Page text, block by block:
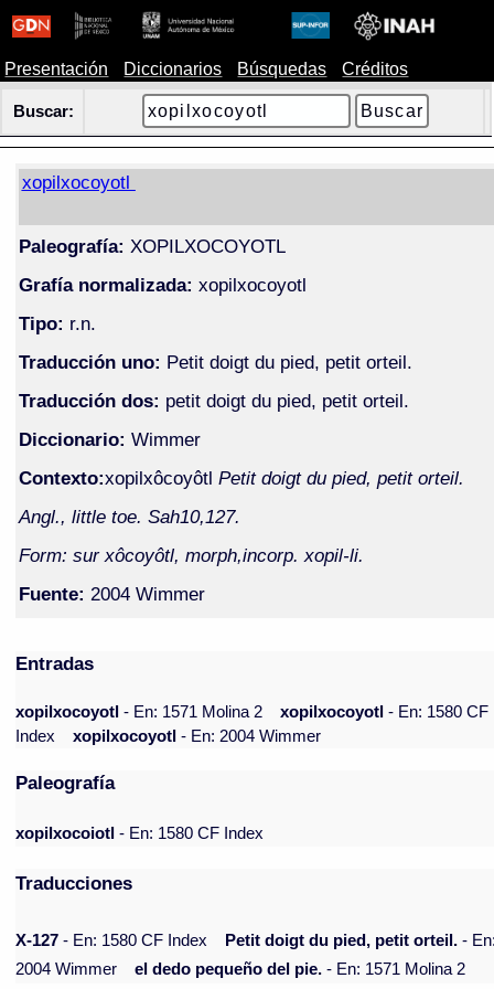
Presentación Diccionarios Búsquedas Créditos
Buscar:
xopilxocoyotl
Paleografía: XOPILXOCOYOTL
Grafía normalizada: xopilxocoyotl
Tipo: r.n.
Traducción uno: Petit doigt du pied, petit orteil.
Traducción dos: petit doigt du pied, petit orteil.
Diccionario: Wimmer
Contexto:xopilxôcoyôtl Petit doigt du pied, petit orteil.
Angl., little toe. Sah10,127.
Form: sur xôcoyôtl, morph,incorp. xopil-li.
Fuente: 2004 Wimmer
Entradas
xopilxocoyotl- En: 1571 Molina 2 xopilxocoyotl- En: 1580 CF
Index
xopilxocoyotl- En: 2004 Wimmer
Paleografía
xopilxocoiotl - En: 1580 CF Index
Traducciones
X-127 - En: 1580 CF Index Petit doigt du pied, petit orteil. -
2004 Wimmer
el dedo pequeño del pie. - En: 1571 Molina 2